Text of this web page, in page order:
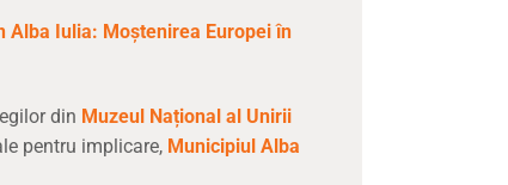
Alba Iulia: Moștenirea Europei în
din Muzeul Național al Unirii
pentru implicare, Municipiul Alba